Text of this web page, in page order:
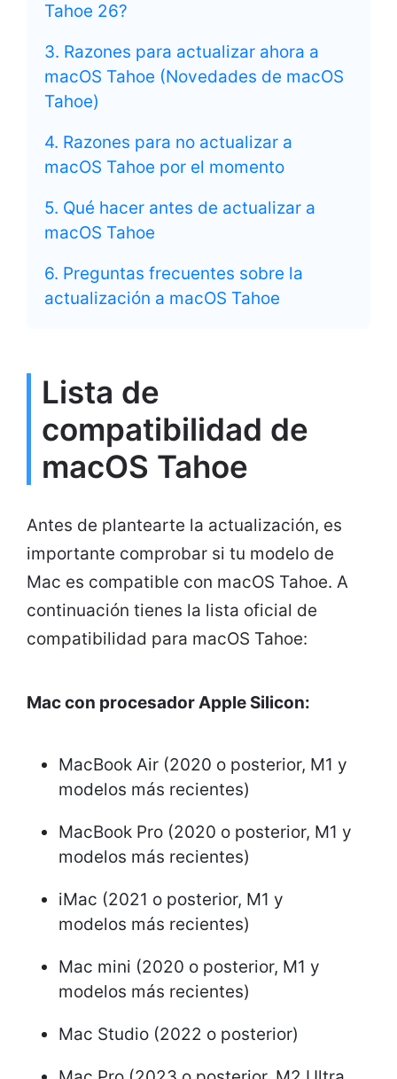
Tahoe 26?
3. Razones para actualizar ahora a
macOS Tahoe (Novedades de macOS
Tahoe)
4. Razones para no actualizar a
macOS Tahoe por el momento
5. Qué hacer antes de actualizar a
macOS Tahoe
6. Preguntas frecuentes sobre la
actualización a macOS Tahoe
Lista de
compatibilidad de
macOS Tahoe
Antes de plantearte la actualización, es
importante comprobar si tu modelo de
Mac es compatible con macOS Tahoe. A
continuación tienes la lista oficial de
compatibilidad para macOS Tahoe:
Mac con procesador Apple Silicon:
MacBook Air (2020 o posterior, M1 y
modelos más recientes)
MacBook Pro (2020 o posterior, M1 y
modelos más recientes)
iMac (2021 o posterior, M1 y
modelos más recientes)
Mac mini (2020 o posterior, M1 y
modelos más recientes)
Mac Studio (2022 o posterior)